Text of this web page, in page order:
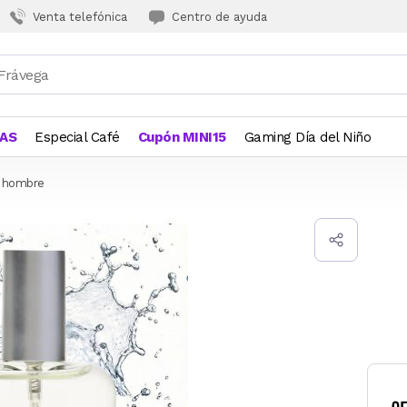
Venta telefónica Centro de ayuda
Especial Café Cupón MINI15 Gaming Día del Niño